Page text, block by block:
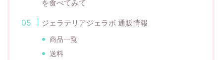
を食べてみて
ジェラテリアジェラボ 通販情報
商品一覧
送料